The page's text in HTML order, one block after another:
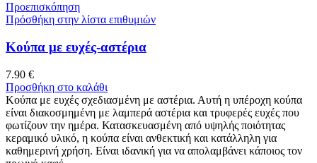
Προεπισκόπηση
Πρόσθήκη στην λίστα επιθυμιών
Koύπα με ευχές-αστέρια
7.90 €
Προσθήκη στο καλάθι
Κούπα με ευχές σχεδιασμένη με αστέρια. Αυτή η υπέροχη κούπα
είναι διακοσμημένη με λαμπερά αστέρια και τρυφερές ευχές που
φωτίζουν την ημέρα. Κατασκευασμένη από υψηλής ποιότητας
κεραμικό υλικό, η κούπα είναι ανθεκτική και κατάλληλη για
καθημερινή χρήση. Είναι ιδανική για να απολαμβάνει κάποιος τον